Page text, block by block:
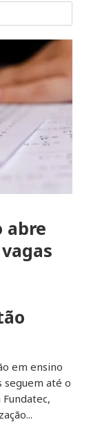
abre
em ensino
seguem até o